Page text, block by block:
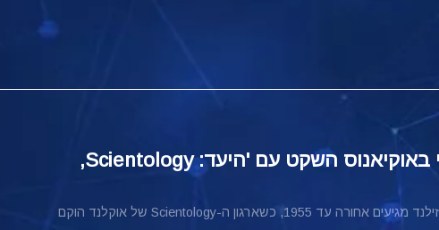
בקר בגן עדן מודרני באוקיאנוס השקט עם 'היעד: Scientology,
שורשיה של Scientology בניו-זילנד מגיעים אחורה עד 1955, כשארגון ה-Scientology של אוקלנד הוקם